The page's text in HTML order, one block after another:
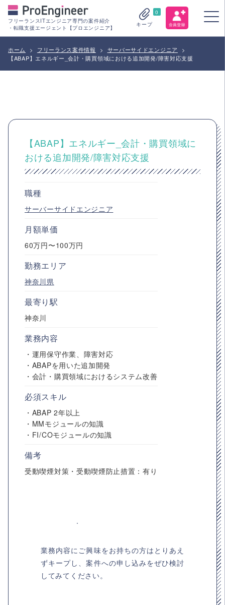
フリーランスITエンジニア専門の案件紹介
・転職支援エージェント【プロエンジニア】
0
キープ
ホーム > フリーランス案件情報 > サーバーサイドエンジニア
>
【ABAP】エネルギー_会計・購買領域における追加開発/障害対応支援
【ABAP】エネルギー_会計・購買領域に
おける追加開発/障害対応支援
職種
サーバーサイドエンジニア
月額単価
60万円〜100万円
勤務エリア
神奈川県
最寄り駅
神奈川
業務内容
・運用保守作業、障害対応
・ABAPを用いた追加開発
・会計・購買領域におけるシステム改善
必須スキル
・ABAP 2年以上
・MMモジュールの知識
・FI/COモジュールの知識
備考
受動喫煙対策・受動喫煙防止措置：有り
業務内容にご興味をお持ちの方はとりあえ
ずキープし、案件への申し込みをぜひ検討
してみてください。